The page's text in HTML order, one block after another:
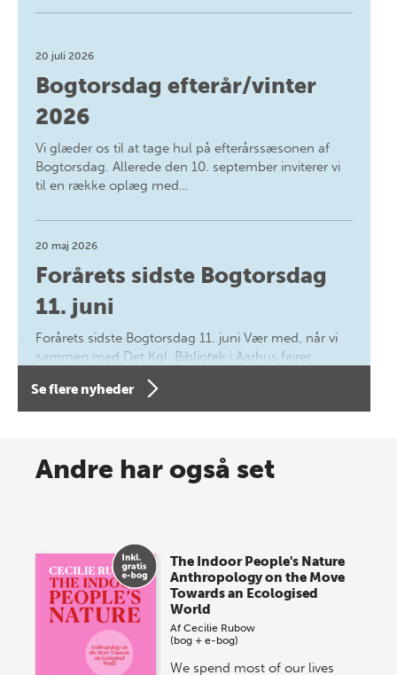
20 juli 2026
Bogtorsdag efterår/vinter
2026
Vi glæder os til at tage hul på efterårssæsonen af
Bogtorsdag. Allerede den 10. september inviterer vi
til en række oplæg med…
20 maj 2026
Forårets sidste Bogtorsdag
11. juni
Forårets sidste Bogtorsdag 11. juni Vær med, når vi
sammen med Det Kgl. Bibliotek i Aarhus fejrer
forfatterne bag vores nyes…
Spar op til 70% til sommer-
store sommer-lagersalg, så sæt kryds i kalenderen
onsdag den 10. j…
Se flere nyheder
Andre har også set
The Indoor People's Nature
Anthropology on the Move
Towards an Ecologised
World
AfCecilie Rubow
(bog + e-bog)
We spend most of our lives